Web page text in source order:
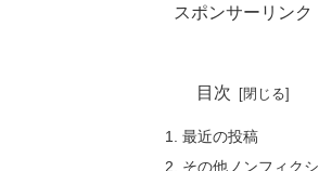
スポンサーリンク
目次
最近の投稿
その他ノンフィクシ